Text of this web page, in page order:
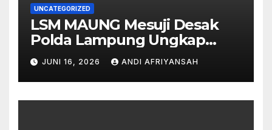
UNCATEGORIZED
LSM MAUNG Mesuji Desak
Polda Lampung Ungkap
Semua Pihak di Balik Korupsi
Islamic Center-
JUNI 16, 2026 ANDI AFRIYANSAH